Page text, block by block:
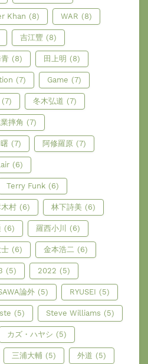
Khan (8) WAR (8)
吉江豐 (8)
(8) 田上明 (8)
(7) Game (7)
(7) 冬木弘道 (7)
摔角 (7)
曙 (7) 阿修羅原 (7)
(6)
Terry Funk (6)
村 (6) 林下詩美 (6)
(6) 羅西小川 (6)
(6) 金本浩二 (6)
(5) 2022 (5)
論外 (5) RYUSEI (5)
(5) Steve Williams (5)
カズ・ハヤシ (5)
三浦大輔 (5) 外道 (5)